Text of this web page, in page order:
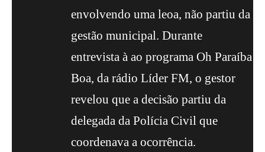
envolvendo uma leoa, não partiu da
gestão municipal. Durante
entrevista à ao programa Oh Paraíba
Boa, da rádio Líder FM, o gestor
revelou que a decisão partiu da
delegada da Polícia Civil que
coordenava a ocorrência.